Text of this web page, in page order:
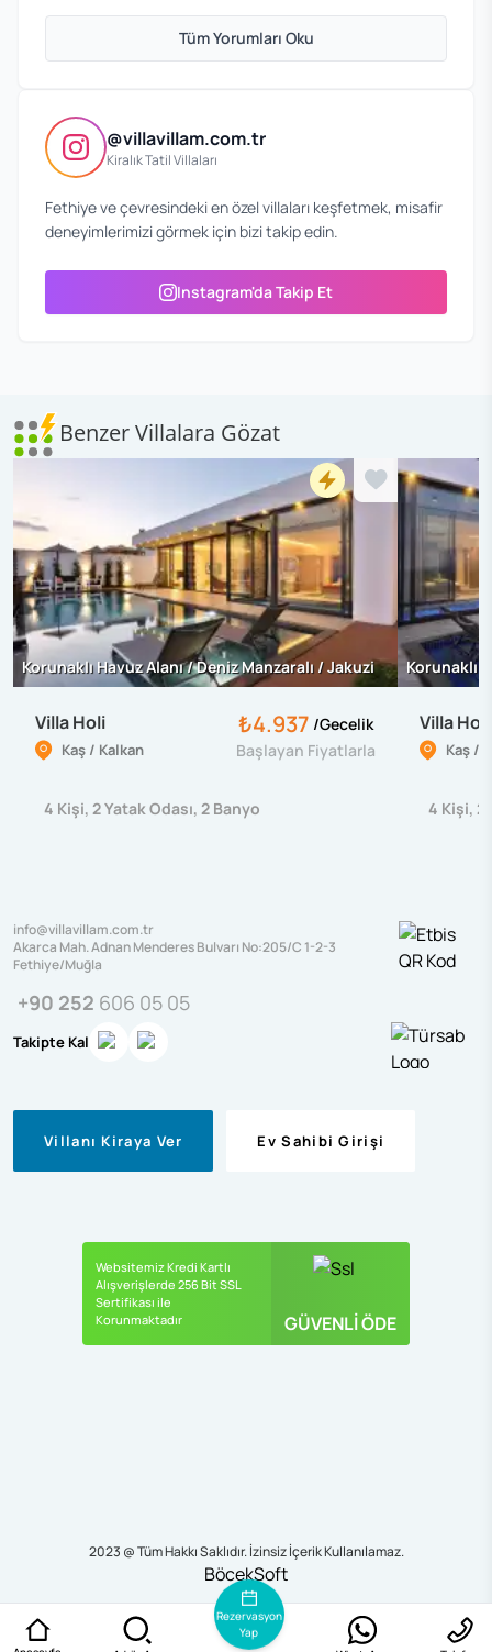
Tüm Yorumları Oku
@villavillam.com.tr
Kiralık Tatil Villaları
Fethiye ve çevresindeki en özel villaları keşfetmek, misafir
deneyimlerimizi görmek için bizi takip edin.
Instagram'da Takip Et
Benzer Villalara Gözat
Korunaklı Havuz Alanı / Deniz Manzaralı / Jakuzi
Villa Holi
Kaş / Kalkan
₺4.937 /Gecelik
Başlayan Fiyatlarla
4 Kişi, 2Yatak Odası, 2 Banyo
Korunaklı
Villa
Kaş /
4 Kişi, 2
Rezervasyon
Yap
info@villavillam.com.tr
Akarca Mah. Adnan Menderes Bulvarı No:205/C 1-2-3
Fethiye/Muğla
+90 252 606 05 05
Takipte Kal
Villanı Kiraya Ver Ev Sahibi Girişi
Websitemiz Kredi Kartlı
Alışverişlerde 256 Bit SSL
Sertifikası ile
Korunmaktadır
GÜVENLİ ÖDE
2023 @ Tüm Hakkı Saklıdır. İzinsiz İçerik Kullanılamaz.
BöcekSoft